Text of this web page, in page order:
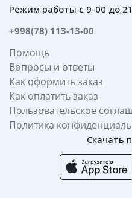
Режим работы с 9-00 до
+998(78) 113-13-00
Помощь
Вопросы и ответы
Как оформить заказ
Как оплатить заказ
Пользовательское
Политика
Скачать